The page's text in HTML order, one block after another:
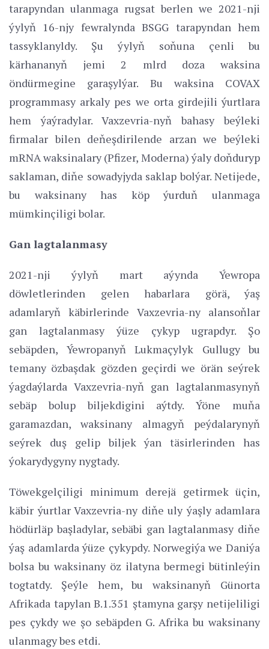
tarapyndan ulanmaga rugsat berlen we 2021-nji
ýylyň 16-njy fewralynda BSGG tarapyndan hem
tassyklanyldy. Şu ýylyň soňuna çenli bu
kärhananyň jemi 2 mlrd doza waksina
öndürmegine garaşylýar. Bu waksina COVAX
programmasy arkaly pes we orta girdejili ýurtlara
hem ýaýradylar. Vaxzevria-nyň bahasy beýleki
firmalar bilen deňeşdirilende arzan we beýleki
mRNA waksinalary (Pfizer, Moderna) ýaly doňduryp
saklaman, diňe sowadyjyda saklap bolýar. Netijede,
bu waksinany has köp ýurduň ulanmaga
mümkinçiligi bolar.
Gan lagtalanmasy
2021-nji ýylyň mart aýynda Ýewropa
döwletlerinden gelen habarlara görä, ýaş
adamlaryň käbirlerinde Vaxzevria-ny alansoňlar
gan lagtalanmasy ýüze çykyp ugrapdyr. Şo
sebäpden, Ýewropanyň Lukmaçylyk Gullugy bu
temany özbaşdak gözden geçirdi we örän seýrek
ýagdaýlarda Vaxzevria-nyň gan lagtalanmasynyň
sebäp bolup biljekdigini aýtdy. Ýöne muňa
garamazdan, waksinany almagyň peýdalarynyň
seýrek duş gelip biljek ýan täsirlerinden has
ýokarydygyny nygtady.
Töwekgelçiligi minimum derejä getirmek üçin,
käbir ýurtlar Vaxzevria-ny diňe uly ýaşly adamlara
hödürläp başladylar, sebäbi gan lagtalanmasy diňe
ýaş adamlarda ýüze çykypdy. Norwegiýa we Daniýa
bolsa bu waksinany öz ilatyna bermegi bütinleýin
togtatdy. Şeýle hem, bu waksinanyň Günorta
Afrikada tapylan B.1.351 ştamyna garşy netijeliligi
pes çykdy we şo sebäpden G. Afrika bu waksinany
ulanmagy bes etdi.